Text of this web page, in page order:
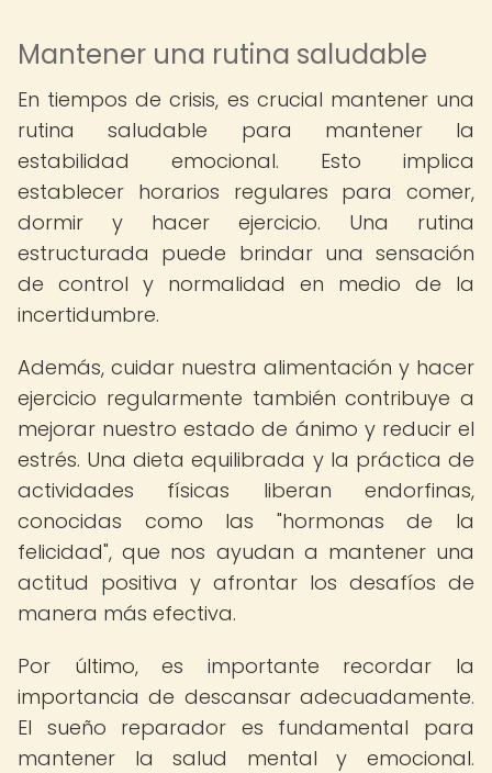
Mantener una rutina saludable
En tiempos de crisis, es crucial mantener una
rutina saludable para mantener la
estabilidad emocional. Esto implica
establecer horarios regulares para comer,
dormir y hacer ejercicio. Una rutina
estructurada puede brindar una sensación
de control y normalidad en medio de la
incertidumbre.
Además, cuidar nuestra alimentación y hacer
ejercicio regularmente también contribuye a
mejorar nuestro estado de ánimo y reducir el
estrés. Una dieta equilibrada y la práctica de
actividades físicas liberan endorfinas,
conocidas como las "hormonas de la
felicidad", que nos ayudan a mantener una
actitud positiva y afrontar los desafíos de
manera más efectiva.
Por último, es importante recordar la
importancia de descansar adecuadamente.
El sueño reparador es fundamental para
mantener la salud mental y emocional.